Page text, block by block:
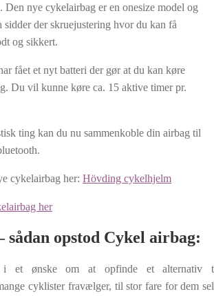
Den nye cykelairbag er en onesize model og
sidder der skruejustering hvor du kan få
og sikkert.
fået et nyt batteri der gør at du kan køre
Du vil kunne køre ca. 15 aktive timer pr.
ting kan du nu sammenkoble din airbag til
cykelairbag her: Hövding cykelhjelm
her​
sådan opstod Cykel airbag:
i et ønske om at opfinde et alternativ
cyklister fravælger, til stor fare for dem